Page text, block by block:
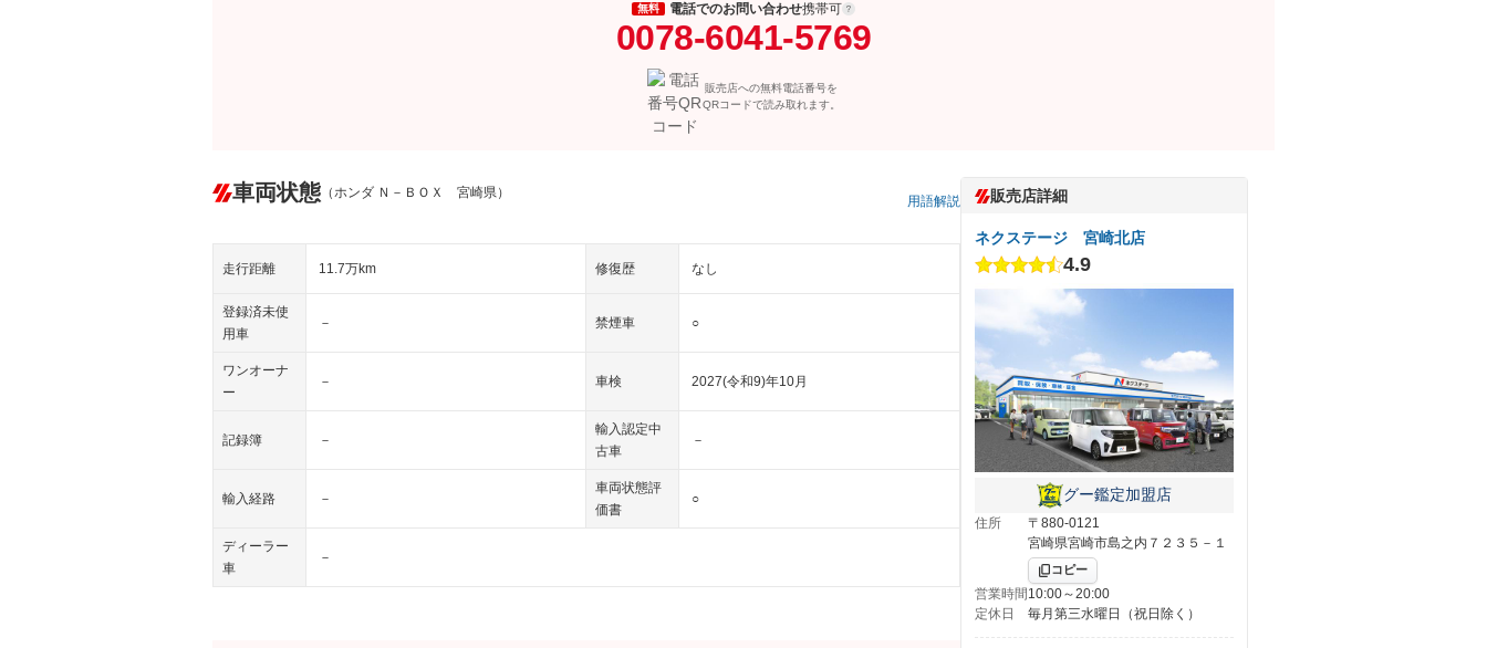
無料 電話でのお問い合わせ携帯可
0078-6041-5769
販売店への無料電話番号を
QRコードで読み取れます。
車両状態 （ホンダ Ｎ－ＢＯＸ 宮崎県）
用語解説
走行距離 11.7万km 修復歴 なし
登録済未使
用車
－ 禁煙車 ○
ワンオーナ
ー
－ 車検 2027(令和9)年10月
記録簿 －
輸入認定中
古車
－
輸入経路 －
車両状態評
価書
○
ディーラー
車
－
販売店詳細
ネクステージ 宮崎北店
4.9
グー鑑定加盟店
住所
〒880-0121
宮崎県宮崎市島之内７２３５－１
コピー
営業時間10:00～20:00
定休日
毎月第三水曜日（祝日除く）